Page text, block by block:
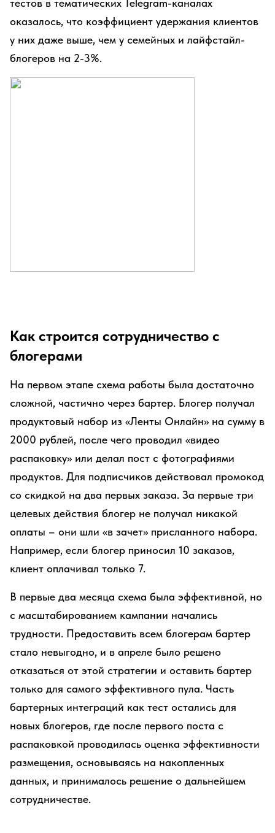
тестов в тематических Telegram-каналах
оказалось, что коэффициент удержания клиентов
у них даже выше, чем у семейных и лайфстайл-
блогеров на 2-3%.
Как строится сотрудничество с
блогерами
На первом этапе схема работы была достаточно
сложной, частично через бартер. Блогер получал
продуктовый набор из «Ленты Онлайн» на сумму в
2000 рублей, после чего проводил «видео
распаковку» или делал пост с фотографиями
продуктов. Для подписчиков действовал промокод
со скидкой на два первых заказа. За первые три
целевых действия блогер не получал никакой
оплаты – они шли «в зачет» присланного набора.
Например, если блогер приносил 10 заказов,
клиент оплачивал только 7.
В первые два месяца схема была эффективной, но
с масштабированием кампании начались
трудности. Предоставить всем блогерам бартер
стало невыгодно, и в апреле было решено
отказаться от этой стратегии и оставить бартер
только для самого эффективного пула. Часть
бартерных интеграций как тест остались для
новых блогеров, где после первого поста с
распаковкой проводилась оценка эффективности
размещения, основываясь на накопленных
данных, и принималось решение о дальнейшем
сотрудничестве.